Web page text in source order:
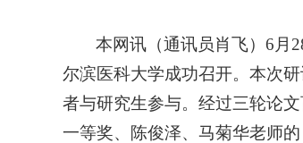
本网讯（通讯员肖飞） 6月
尔滨医科大学成功召开。本次
者与研究生参与。经过三轮论
一等奖、陈俊泽、马菊华老师